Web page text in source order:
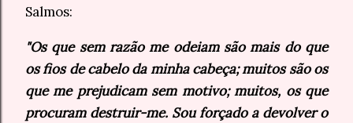
Salmos:
"Os que sem razão me odeiam são mais do que
os fios de cabelo da minha cabeça; muitos são os
que me prejudicam sem motivo; muitos, os que
procuram destruir-me. Sou forçado a devolver o